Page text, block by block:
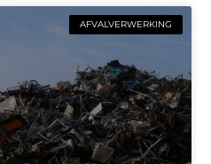
AFVALVERWERKING